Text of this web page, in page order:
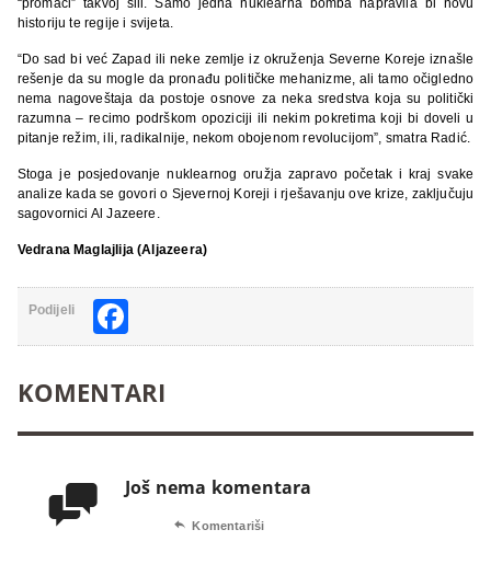
historiju te regije i svijeta.
“Do sad bi već Zapad ili neke zemlje iz okruženja Severne Koreje iznašle
rešenje da su mogle da pronađu političke mehanizme, ali tamo očigledno
nema nagoveštaja da postoje osnove za neka sredstva koja su politički
razumna – recimo podrškom opoziciji ili nekim pokretima koji bi doveli u
pitanje režim, ili, radikalnije, nekom obojenom revolucijom”, smatra Radić.
Stoga je posjedovanje nuklearnog oružja zapravo početak i kraj svake
analize kada se govori o Sjevernoj Koreji i rješavanju ove krize, zaključuju
sagovornici Al Jazeere.
Vedrana Maglajlija (Aljazeera)
Podijeli
KOMENTARI
 Još nema komentara
 Komentariši